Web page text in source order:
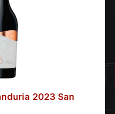
2023 San